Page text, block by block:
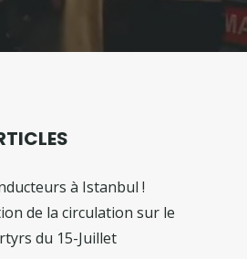
à Istanbul !
de la circulation sur le
du 15-Juillet